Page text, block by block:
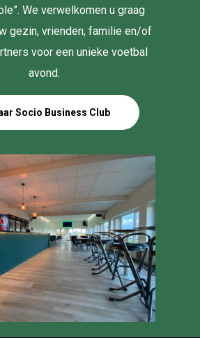
We verwelkomen u graag
gezin, vrienden, familie en/of
voor een unieke voetbal
avond.
Socio Business Club